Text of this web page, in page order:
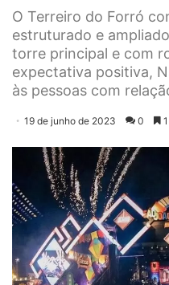
O Terreiro do Forró
estruturado e
torre principal e com
expectativa positiva,
às pessoas com
19 de junho de 2023 0